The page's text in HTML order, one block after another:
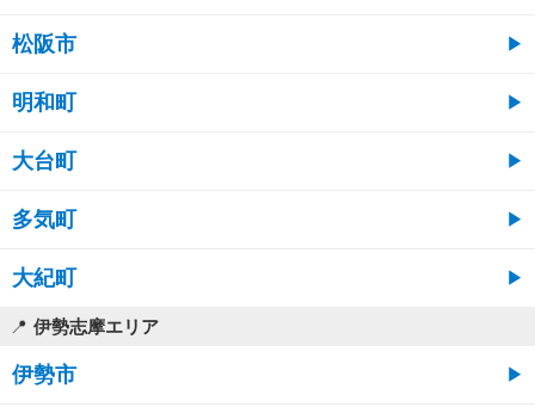
松阪市
明和町
大台町
多気町
大紀町
伊勢志摩エリア
伊勢市